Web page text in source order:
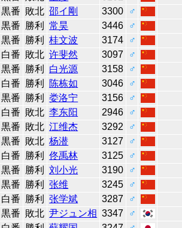
黒番 敗北 邵イ剛 3300
♂
黒番 勝利 常昊 3446
♂
黒番 勝利 桂文波 3174
♂
白番 敗北 许斐然 3097
♂
黒番 勝利 白光源 3158
♂
白番 勝利 陈栋如 3046
♂
黒番 勝利 娄洛宁 3156
♂
白番 敗北 李东阳 2946
♂
黒番 敗北 江维杰 3292
♂
黒番 敗北 杨潜 3127
♂
白番 勝利 佟禹林 3125
♂
黒番 勝利 刘小光 3190
♂
黒番 勝利 张维 3245
♂
白番 勝利 张学斌 3287
♂
黒番 敗北 尹ジュン相 3347
♂